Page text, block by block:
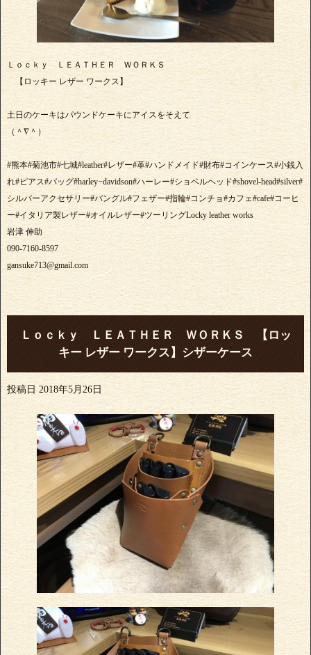
Ｌｏｃｋｙ ＬＥＡＴＨＥＲ ＷＯＲＫＳ
【ロッキー レザー ワークス】
土日のケーキはパウンドケーキにアイスをそえて
（＾∇＾）
#熊本#菊池市#七城#leather#レザー#革#ハンドメイド#財布#コインケース#小銭入
れ#ピアス#バッグ#harley−davidson#ハーレー#ショベルヘッド#shovel-head#silver#
シルバーアクセサリー#バングル#フェザー#指輪#コンチョ#カフェ#cafe#コーヒ
ー#イタリア製レザー#オイルレザー#ツーリングLocky leather works
岩津 伸助
090-7160-8597
gansuke713@gmail.com
Ｌｏｃｋｙ ＬＥＡＴＨＥＲ ＷＯＲＫＳ 【ロッ
キー レザー ワークス】シザーケース
投稿日 2018年5月26日